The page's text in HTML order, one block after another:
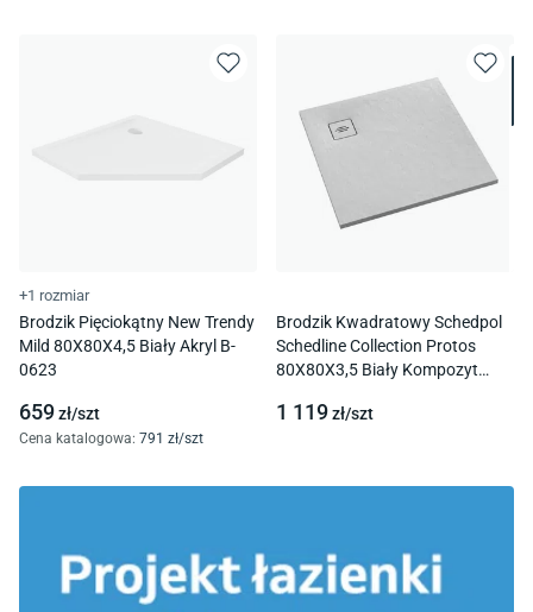
+1 rozmiar
Brodzik Pięciokątny New Trendy
Mild 80X80X4,5 Biały Akryl B-
0623
659zł/szt
Cena katalogowa: 791 zł/szt
Brodzik Kwadratowy Schedpol
Schedline Collection Protos
80X80X3,5 Biały Kompozyt
1 119zł/szt